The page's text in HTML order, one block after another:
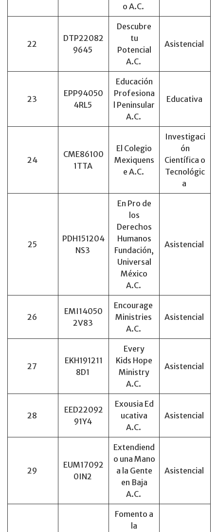
o A.C.
22
DTP22082
9645
Descubre
tu
Potencial
A.C.
Asistencial
23
EPP94050
4RL5
Educación
Profesiona
l Peninsular
A.C.
Educativa
24
CME86100
1TTA
El Colegio
Mexiquens
e A.C.
Investigaci
ón
Científica o
Tecnológic
a
25
PDH151204
NS3
En Pro de
los
Derechos
Humanos
Fundación,
Universal
México
A.C.
Asistencial
26
EMI14050
2V83
Encourage
Ministries
A.C.
Asistencial
27
EKH191211
8D1
Every
Kids Hope
Ministry
A.C.
Asistencial
28
EED22092
91Y4
Exousia Ed
ucativa
A.C.
Asistencial
29
EUM17092
0IN2
Extendiend
o una Mano
a la Gente
en Baja
A.C.
Asistencial
Fomento a
la